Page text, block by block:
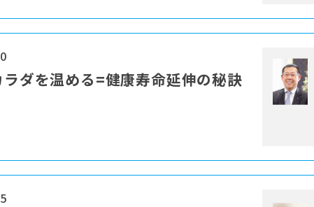
ダを温める=健康寿命延伸の秘訣